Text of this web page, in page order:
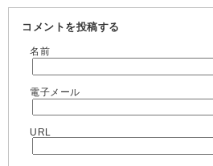
コメントを投稿する
名前
電子メール
URL